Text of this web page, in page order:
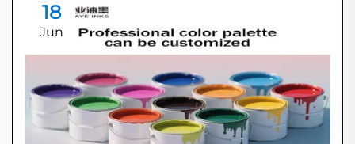
18
Jun